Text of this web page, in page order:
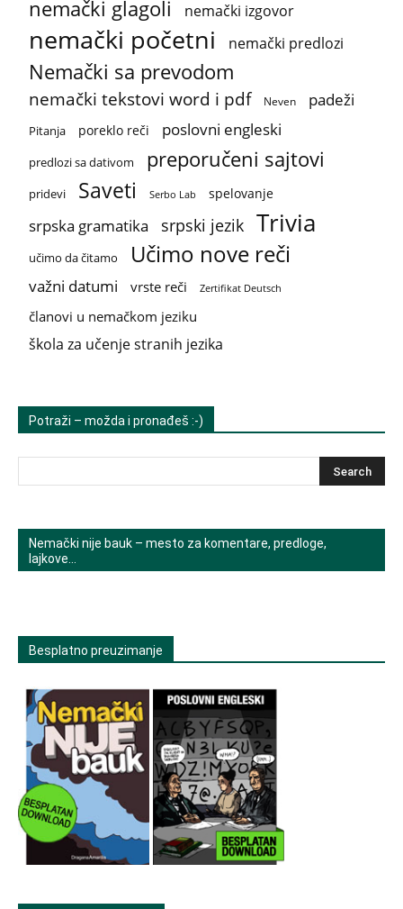
nemački glagoli nemački izgovor
nemački početni nemački predlozi
Nemački sa prevodom
nemački tekstovi word i pdf Neven padeži
Pitanja poreklo reči poslovni engleski
predlozi sa dativom preporučeni sajtovi
pridevi Saveti Serbo Lab spelovanje
srpska gramatika srpski jezik Trivia
učimo da čitamo Učimo nove reči
važni datumi vrste reči Zertifikat Deutsch
članovi u nemačkom jeziku
škola za učenje stranih jezika
Potraži – možda i pronađeš :-)
Nemački nije bauk – mesto za komentare, predloge,
lajkove…
Besplatno preuzimanje